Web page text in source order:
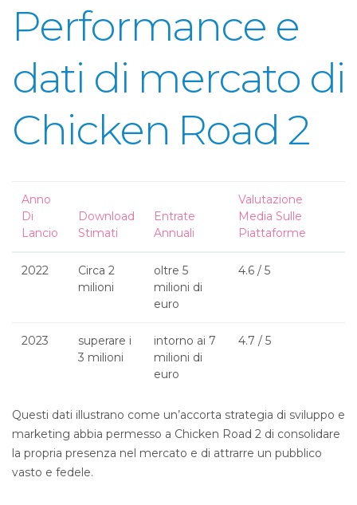
Performance e
dati di mercato di
Chicken Road 2
Anno
Di
Lancio
Download
Stimati
Entrate
Annuali
Valutazione
Media Sulle
Piattaforme
2022
Circa 2
milioni
oltre 5
milioni di
euro
4.6 / 5
2023
superare i
3 milioni
intorno ai 7
milioni di
euro
4.7 / 5
Questi dati illustrano come un’accorta strategia di sviluppo e
marketing abbia permesso a Chicken Road 2 di consolidare
la propria presenza nel mercato e di attrarre un pubblico
vasto e fedele.